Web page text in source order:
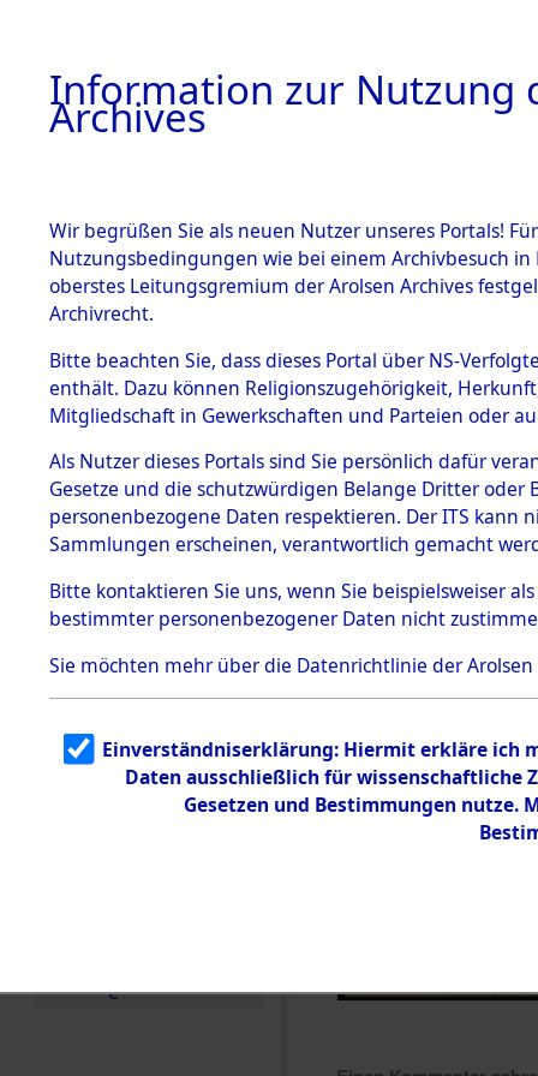
BESTÄNDE
1.
mente
5. Verschiedenes
5.3
Todesmärsche
5.3.1 Alliierte
Erhebungen
zu
Todesmärsch
en
5.3.2
g
5.3.3
Todesmärsch
e
Soest→
Information zur Nutzung
Archives
Wir begrüßen Sie als neuen Nutzer unseres Portals!
Nutzungsbedingungen wie bei einem Archivbesuch
oberstes Leitungsgremium der Arolsen Archives
Archivrecht.
Bitte beachten Sie, dass dieses Portal über NS-
enthält. Dazu können Religionszugehörigkeit,
Mitgliedschaft in Gewerkschaften und Parteien oder
Als Nutzer dieses Portals sind Sie persönlich dafür
Gesetze und die schutzwürdigen Belange Dritter
personenbezogene Daten respektieren. Der ITS
Sammlungen erscheinen, verantwortlich gemacht
Bitte kontaktieren Sie uns, wenn Sie beispielsweiser
bestimmter personenbezogener Daten nicht
Sie möchten mehr über die Datenrichtlinie der Arolsen
Einverständniserklärung: Hiermit erkläre ich
Daten ausschließlich für wissenschaftliche
Gesetzen und Bestimmungen nutze.